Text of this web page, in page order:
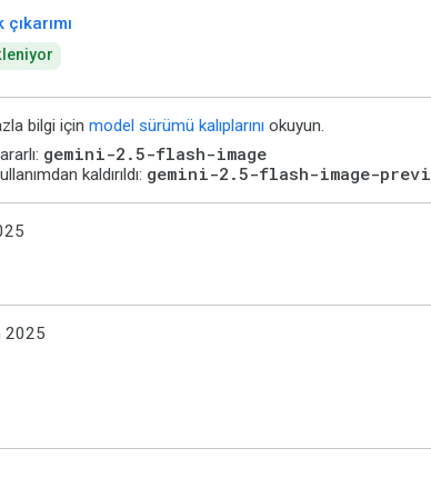
bilgi için model sürümü kalıplarını okuyun.
gemini-2.5-flash-image
kaldırıldı: gemini-2.5-flash-image-
2025